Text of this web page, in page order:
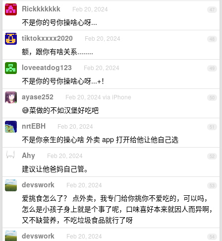
47
Rickkkkkkk Feb 20, 2024
不是你的号你操啥心呀...
48
tiktokxxxx2020 Feb 20, 2024
额，跟你有啥关系........
49
loveeatdog123 Feb 20, 2024
不是你的号你操啥心呀...+！
50
ayase252 Feb 20, 2024 via iPhone
😅菜做的不如汉堡好吃吧
51
nrtEBH Feb 20, 2024
不是你亲生的操心啥 外卖 app 打开给他让他自己选
52
Ahy Feb 20, 2024
建议让他爸妈自己管。
53
devswork Feb 20, 2024
爱挑食怎么了？ 点外卖，我专门给你挑你不爱吃的，可以吗，
怎么是小孩子身上就是个事了呢，口味喜好本来就因人而异啊，
又不缺营养，不吃垃圾食品就行了呀
54
devswork Feb 20, 2024